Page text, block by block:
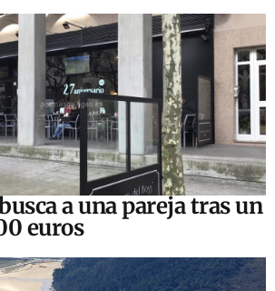
a una pareja tras un
euros